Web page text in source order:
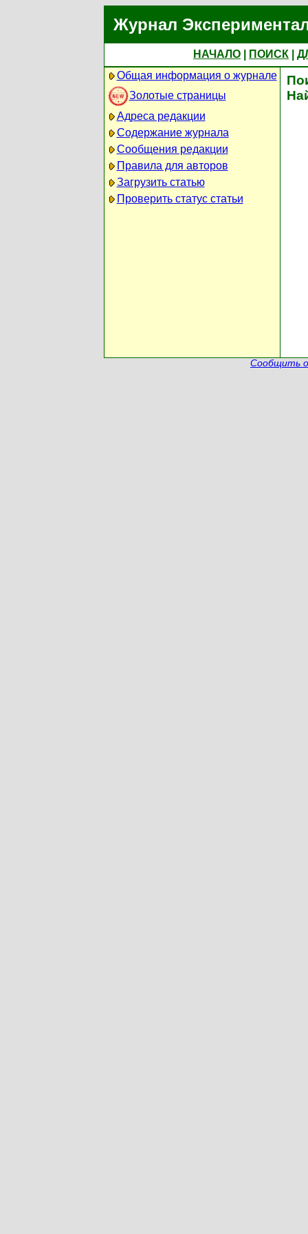
Журнал
НАЧАЛО ПОИСК
Общая информация о журнале
Золотые страницы
Адреса редакции
Содержание журнала
Сообщения редакции
Правила для авторов
Загрузить статью
Проверить статус статьи
Сообщить о